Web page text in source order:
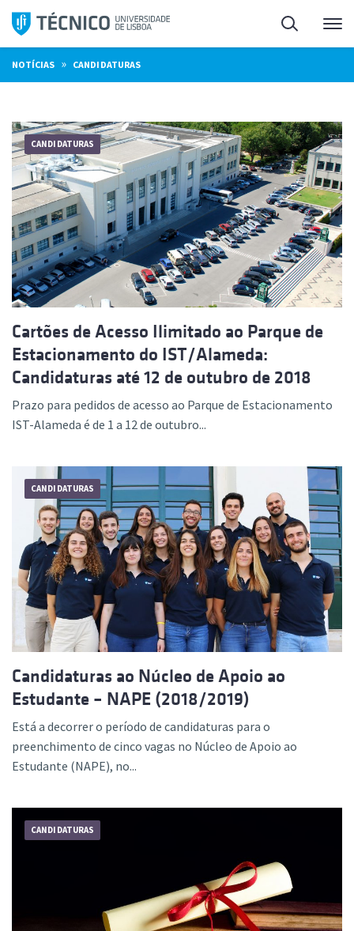
Saltar
para
o
conteúdo
Pesquisa
NOTÍCIAS » CANDIDATURAS
CANDIDATURAS
Cartões de Acesso Ilimitado ao Parque de
Estacionamento do IST/Alameda:
Candidaturas até 12 de outubro de 2018
Prazo para pedidos de acesso ao Parque de Estacionamento
IST-Alameda é de 1 a 12 de outubro...
CANDIDATURAS
Candidaturas ao Núcleo de Apoio ao
Estudante – NAPE (2018/2019)
Está a decorrer o período de candidaturas para o
preenchimento de cinco vagas no Núcleo de Apoio ao
Estudante (NAPE), no...
CANDIDATURAS